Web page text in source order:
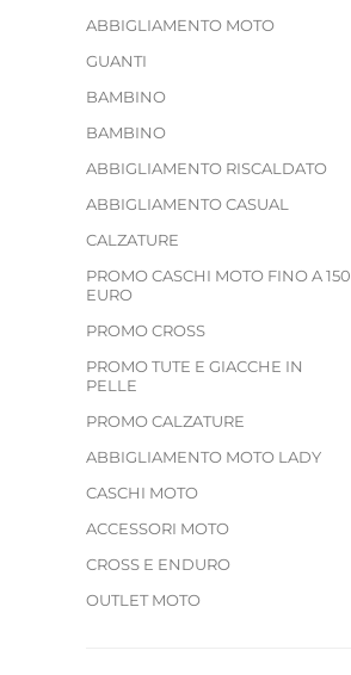
ABBIGLIAMENTO MOTO
GUANTI
BAMBINO
BAMBINO
ABBIGLIAMENTO RISCALDATO
ABBIGLIAMENTO CASUAL
CALZATURE
PROMO CASCHI MOTO FINO A 150
EURO
PROMO CROSS
PROMO TUTE E GIACCHE IN
PELLE
PROMO CALZATURE
ABBIGLIAMENTO MOTO LADY
CASCHI MOTO
ACCESSORI MOTO
CROSS E ENDURO
OUTLET MOTO